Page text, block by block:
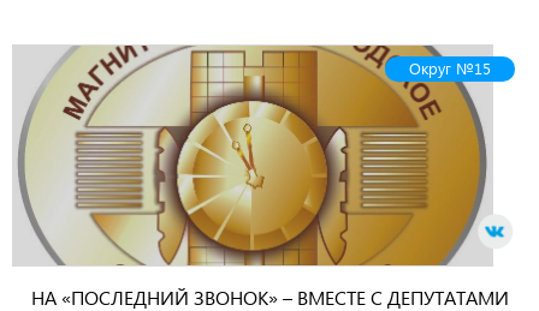
Округ №15
НА «ПОСЛЕДНИЙ ЗВОНОК» – ВМЕСТЕ С ДЕПУТАТАМИ